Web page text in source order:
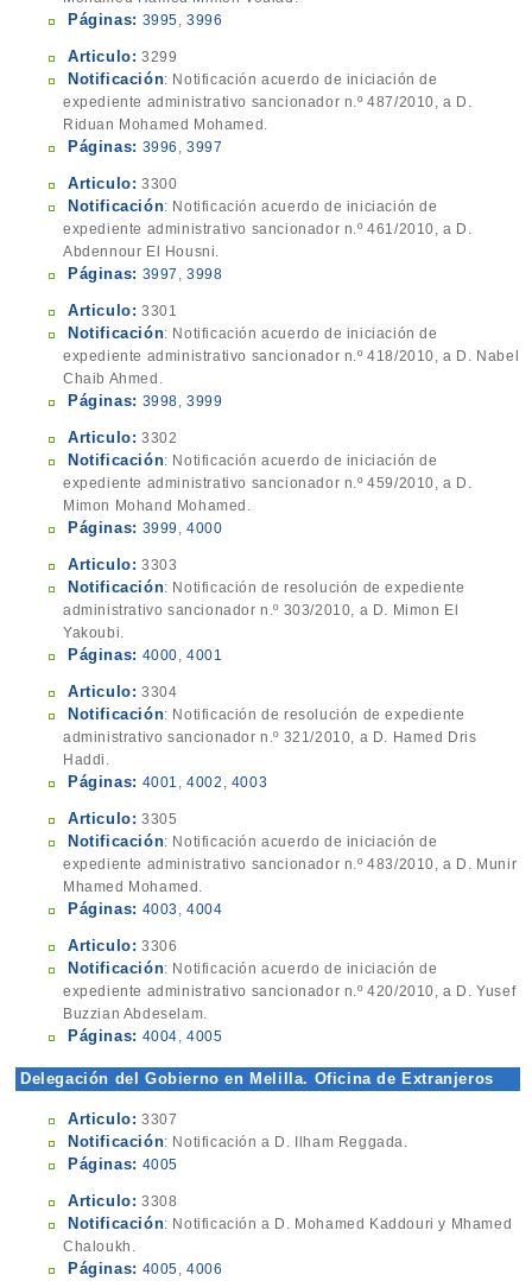
Páginas: 3995,3996
Articulo: 3299
Notificación: Notificación acuerdo de iniciación de
expediente administrativo sancionador n.º 487/2010, a D.
Riduan Mohamed Mohamed.
Páginas: 3996 ,3997
Articulo: 3300
Notificación: Notificación acuerdo de iniciación de
expediente administrativo sancionador n.º 461/2010, a D.
Abdennour El Housni.
Páginas: 3997 ,3998
Articulo: 3301
Notificación: Notificación acuerdo de iniciación de
expediente administrativo sancionador n.º 418/2010, a D. Nabel
Chaib Ahmed.
Páginas: 3998,3999
Articulo: 3302
Notificación: Notificación acuerdo de iniciación de
expediente administrativo sancionador n.º 459/2010, a D.
Mimon Mohand Mohamed.
Páginas: 3999 ,4000
Articulo: 3303
Notificación: Notificación de resolución de expediente
administrativo sancionador n.º 303/2010, a D. Mimon El
Yakoubi.
Páginas: 4000,4001
Articulo: 3304
Notificación: Notificación de resolución de expediente
administrativo sancionador n.º 321/2010, a D. Hamed Dris
Haddi.
Páginas: 4001 ,4002 , 4003
Articulo: 3305
Notificación: Notificación acuerdo de iniciación de
expediente administrativo sancionador n.º 483/2010, a D. Munir
Mhamed Mohamed.
Páginas: 4003 ,4004
Articulo: 3306
Notificación: Notificación acuerdo de iniciación de
expediente administrativo sancionador n.º 420/2010, a D. Yusef
Buzzian Abdeselam.
Páginas: 4004,4005
Delegación del Gobierno en Melilla. Oficina de Extranjeros
Articulo: 3307
Notificación: Notificación a D. Ilham Reggada.
Páginas: 4005
Articulo: 3308
Notificación: Notificación a D. Mohamed Kaddouri y Mhamed
Chaloukh.
Páginas: 4005,4006